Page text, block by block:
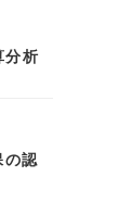
分析
の認